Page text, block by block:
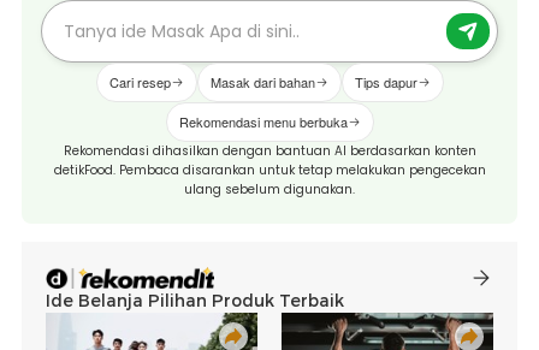
Cari resep Masak dari bahan Tips dapur
Rekomendasi menu berbuka
Rekomendasi dihasilkan dengan bantuan AI berdasarkan konten
detikFood. Pembaca disarankan untuk tetap melakukan pengecekan
ulang sebelum digunakan.